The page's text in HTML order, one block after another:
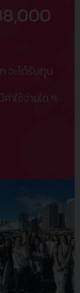
จะได้รับทุน
าใช้จ่ายใด ๆ